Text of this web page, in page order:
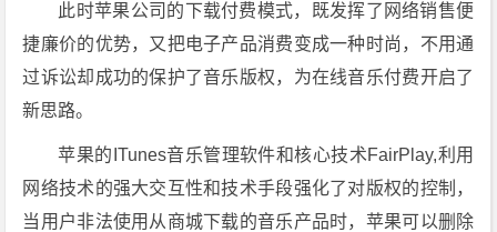
此时苹果公司的下载付费模式，既发挥了网络销售便
捷廉价的优势，又把电子产品消费变成一种时尚，不用通
过诉讼却成功的保护了音乐版权，为在线音乐付费开启了
新思路。
苹果的ITunes音乐管理软件和核心技术FairPlay,利用
网络技术的强大交互性和技术手段强化了对版权的控制，
当用户非法使用从商城下载的音乐产品时，苹果可以删除